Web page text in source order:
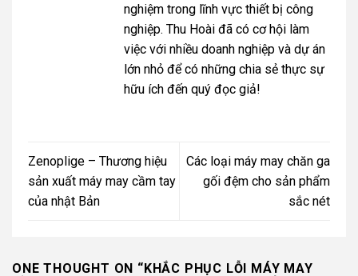
nghiệm trong lĩnh vực thiết bị công
nghiệp. Thu Hoài đã có cơ hội làm
việc với nhiều doanh nghiệp và dự án
lớn nhỏ để có những chia sẻ thực sự
hữu ích đến quý đọc giả!
Zenoplige – Thương hiệu
sản xuất máy may cầm tay
của nhật Bản
Các loại máy may chăn ga
gối đệm cho sản phẩm
sắc nét
ONE THOUGHT ON “KHẮC PHỤC LỖI MÁY MAY